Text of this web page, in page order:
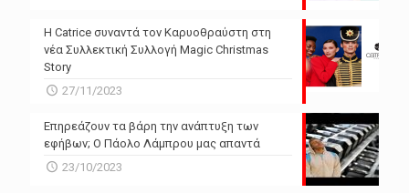
Η Catrice συναντά τον Καρυοθραύστη στη
νέα Συλλεκτική Συλλογή Magic Christmas
Story
27/11/2023
Επηρεάζουν τα βάρη την ανάπτυξη των
εφήβων; Ο Πάολο Λάμπρου μας απαντά
23/10/2023